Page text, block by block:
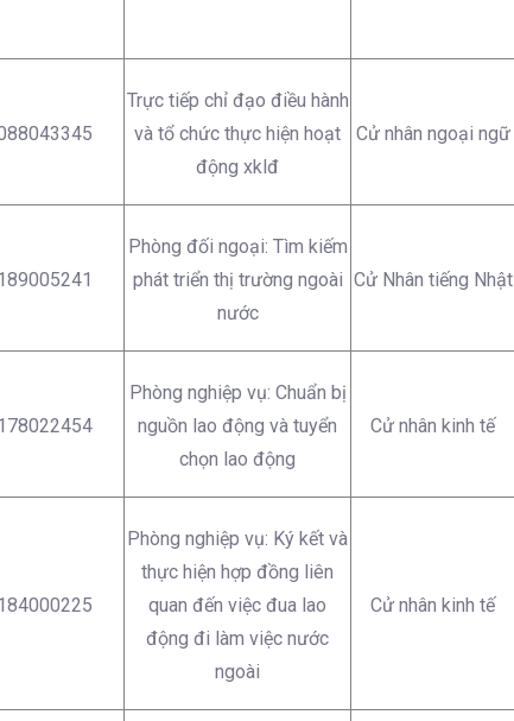
Trực tiếp chỉ đạo điều hành
và tổ chức thực hiện hoạt
động xklđ
Cử nhân ngoại ngữ
Phòng đối ngoại: Tìm kiếm
phát triển thị trường ngoài
nước
Cử Nhân tiếng Nhật
Phòng nghiệp vụ: Chuẩn bị
nguồn lao động và tuyển
chọn lao động
Cử nhân kinh tế
Phòng nghiệp vụ: Ký kết và
thực hiện hợp đồng liên
quan đến việc đua lao
động đi làm việc nước
ngoài
Cử nhân kinh tế